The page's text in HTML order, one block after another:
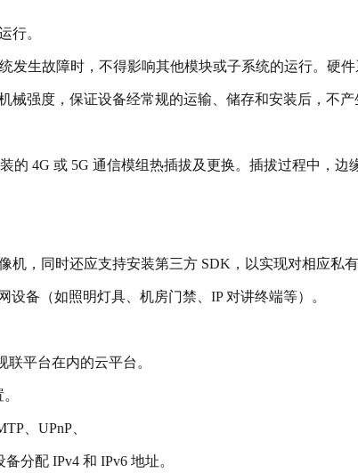
行。
生故障时，不得影响其他模块或子系统的运行。硬件
强度，保证设备经常规的运输、储存和安装后，不
4G 或 5G 通信模组热插拔及更换。插拔过程中，边
，同时还应支持安装第三方 SDK，以实现对相应私
设备（如照明灯具、机房门禁、IP 对讲终端等）。
平台在内的云平台。
、UPnP、
分配 IPv4 和 IPv6 地址。